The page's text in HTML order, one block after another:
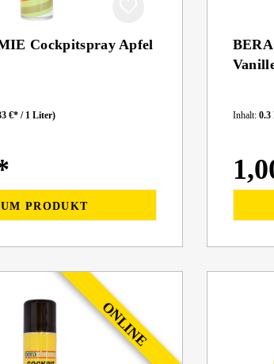
Cockpitspray Apfel
€* / 1 Liter)
PRODUKT
Inhalt: 0.3